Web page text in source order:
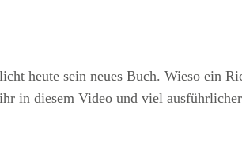
heute sein neues Buch. Wieso ein
in diesem Video und viel